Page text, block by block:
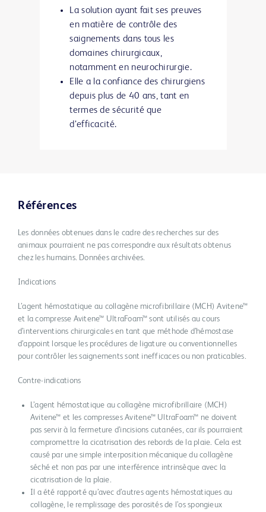
La solution ayant fait ses preuves
en matière de contrôle des
saignements dans tous les
domaines chirurgicaux,
notamment en neurochirurgie.
Elle a la confiance des chirurgiens
depuis plus de 40 ans, tant en
termes de sécurité que
d’efficacité.
Références
Les données obtenues dans le cadre des recherches sur des
animaux pourraient ne pas correspondre aux résultats obtenus
chez les humains. Données archivées.
Indications
L’agent hémostatique au collagène microfibrillaire (MCH) Avitene™
et la compresse Avitene™ UltraFoam™ sont utilisés au cours
d’interventions chirurgicales en tant que méthode d’hémostase
d’appoint lorsque les procédures de ligature ou conventionnelles
pour contrôler les saignements sont inefficaces ou non praticables.
Contre-indications
L’agent hémostatique au collagène microfibrillaire (MCH)
Avitene™ et les compresses Avitene™ UltraFoam™ ne doivent
pas servir à la fermeture d’incisions cutanées, car ils pourraient
compromettre la cicatrisation des rebords de la plaie. Cela est
causé par une simple interposition mécanique du collagène
séché et non pas par une interférence intrinsèque avec la
cicatrisation de la plaie.
Il a été rapporté qu’avec d’autres agents hémostatiques au
collagène, le remplissage des porosités de l’os spongieux